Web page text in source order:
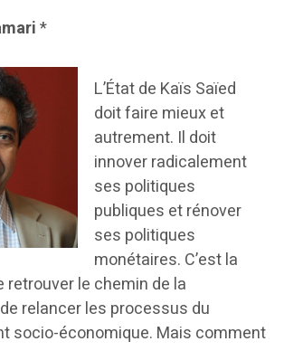
*
L’État de Kaïs Saïed
doit faire mieux et
autrement. Il doit
innover radicalement
ses politiques
publiques et rénover
ses politiques
monétaires. C’est la
retrouver le chemin de la
relancer les processus du
socio-économique. Mais comment